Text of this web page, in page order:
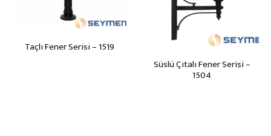
Taçlı Fener Serisi – 1519
Süslü Çıtalı Fener Serisi –
1504